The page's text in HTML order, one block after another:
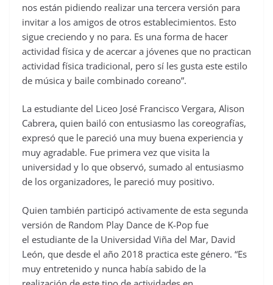
nos están pidiendo realizar una tercera versión para
invitar a los amigos de otros establecimientos. Esto
sigue creciendo y no para. Es una forma de hacer
actividad física y de acercar a jóvenes que no practican
actividad física tradicional, pero sí les gusta este estilo
de música y baile combinado coreano”.
La estudiante del Liceo José Francisco Vergara, Alison
Cabrera, quien bailó con entusiasmo las coreografías,
expresó que le pareció una muy buena experiencia y
muy agradable. Fue primera vez que visita la
universidad y lo que observó, sumado al entusiasmo
de los organizadores, le pareció muy positivo.
Quien también participó activamente de esta segunda
versión de Random Play Dance de K-Pop fue
el estudiante de la Universidad Viña del Mar, David
León, que desde el año 2018 practica este género. “Es
muy entretenido y nunca había sabido de la